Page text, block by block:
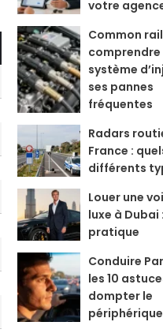
votre
Common
comprendre
système
ses pannes
fréquentes
Radars
France :
différents
Louer une
luxe à Dubai
pratique
Conduire
les 10
dompter le
périphérique